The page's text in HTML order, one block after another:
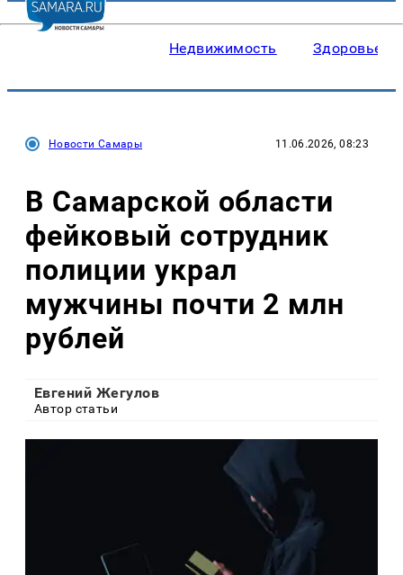
Недвижимость Здоровье
Новости Самары 11.06.2026, 08:23
В Самарской области
фейковый сотрудник
полиции украл
мужчины почти 2 млн
рублей
Евгений Жегулов
Автор статьи